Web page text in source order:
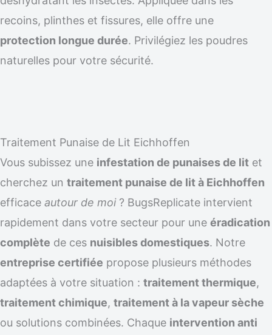
recoins, plinthes et fissures, elle offre une
protection longue durée. Privilégiez les poudres
naturelles pour votre sécurité.
Traitement Punaise de Lit Eichhoffen
Vous subissez une infestation de punaises de lit et
cherchez un traitement punaise de lit à Eichhoffen
efficace autour de moi? BugsReplicate intervient
rapidement dans votre secteur pour une éradication
complète de ces nuisibles domestiques. Notre
entreprise certifiée propose plusieurs méthodes
adaptées à votre situation : traitement thermique,
traitement chimique, traitement à la vapeur sèche
ou solutions combinées. Chaque intervention anti